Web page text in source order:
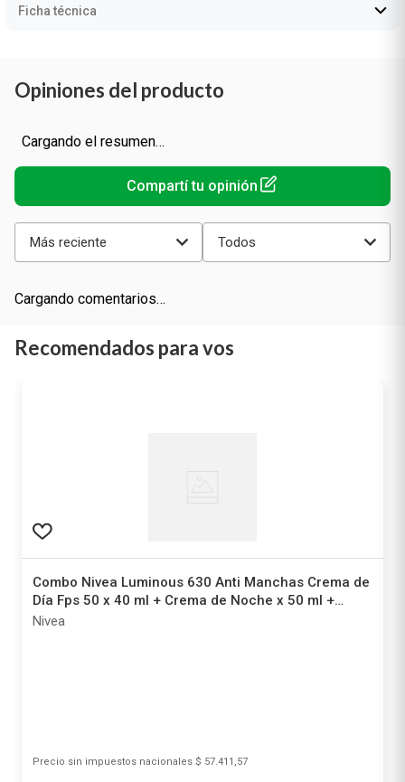
Ficha técnica
Opiniones del producto
Cargando el resumen…
Más reciente Todos
Cargando comentarios…
Recomendados para vos
Combo Nivea Luminous 630 Anti Manchas Crema de
Día Fps 50 x 40 ml + Crema de Noche x 50 ml +
Sérum Mini x 10 ml
Nivea
Precio sin impuestos nacionales $ 57.411,57